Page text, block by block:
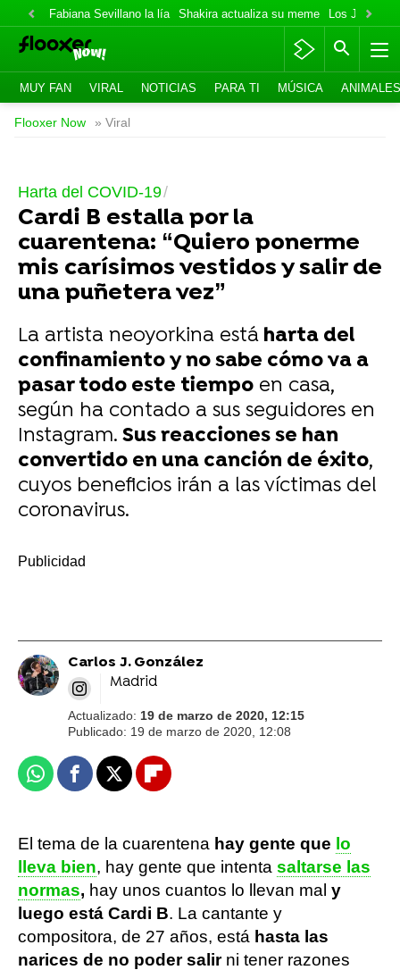
Fabiana Sevillano la lía Shakira actualiza su meme Los Jonas
MUY FAN VIRAL NOTICIAS PARA TI MÚSICA ANIMALES
Flooxer Now » Viral
Harta del COVID-19
Cardi B estalla por la
cuarentena: “Quiero ponerme
mis carísimos vestidos y salir de
una puñetera vez”
La artista neoyorkina está harta del
confinamiento y no sabe cómo va a
pasar todo este tiempo en casa,
según ha contado a sus seguidores en
Instagram. Sus reacciones se han
convertido en una canción de éxito,
cuyos beneficios irán a las víctimas del
coronavirus.
Carlos J. González
Madrid
Actualizado: 19 de marzo de 2020, 12:15
Publicado: 19 de marzo de 2020, 12:08
WhatsappFacebook
X Flipboard
El tema de la cuarentena hay gente que lo
lleva bien, hay gente que intenta saltarse las
normas, hay unos cuantos lo llevan mal y
luego está Cardi B. La cantante y
compositora, de 27 años, está hasta las
narices de no poder salir ni tener razones